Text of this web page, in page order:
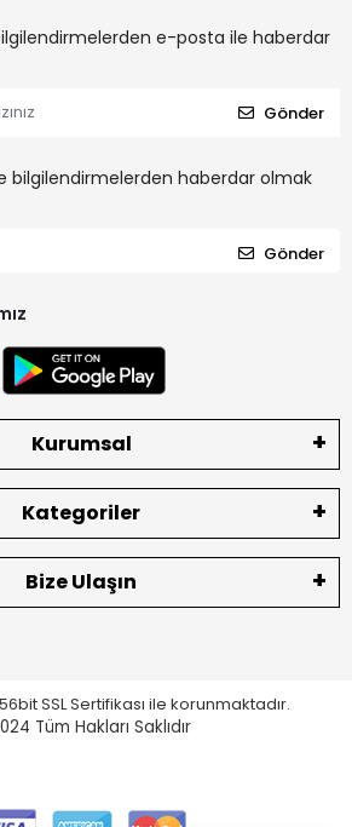
e-posta ile haberdar
Gönder
bilgilendirmelerden haberdar olmak
Gönder
Kurumsal
Kategoriler
Bize Ulaşın
SSL Sertifikası ile korunmaktadır.
Tüm Hakları Saklıdır